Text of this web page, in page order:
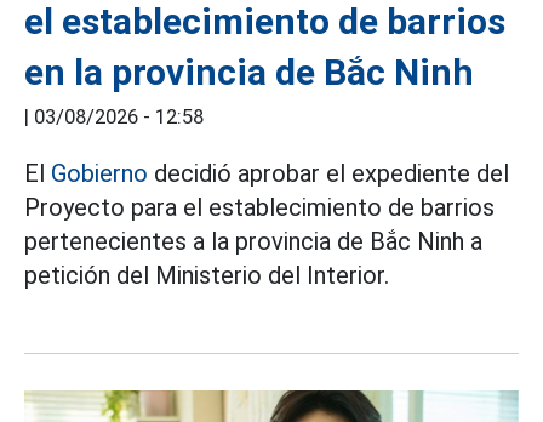
el establecimiento de barrios
en la provincia de Bắc Ninh
| 03/08/2026 - 12:58
El Gobierno decidió aprobar el expediente del
Proyecto para el establecimiento de barrios
pertenecientes a la provincia de Bắc Ninh a
petición del Ministerio del Interior.